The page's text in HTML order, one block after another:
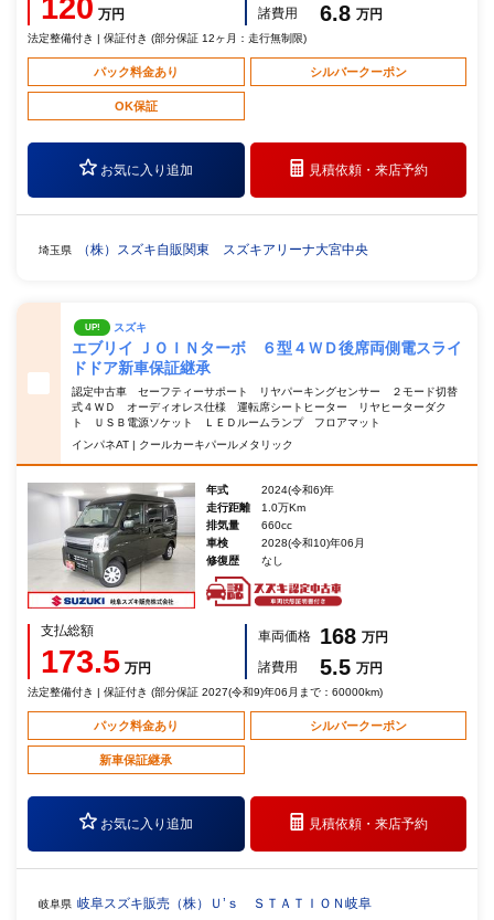
120 万円 諸費用 6.8 万円
法定整備付き | 保証付き (部分保証 12ヶ月：走行無制限)
パック料金あり シルバークーポン
OK保証
お気に入り追加 見積依頼・来店予約
埼玉県 （株）スズキ自販関東 スズキアリーナ大宮中央
UP! スズキ
エブリイ ＪＯＩＮターボ ６型４ＷＤ後席両側電スライ
ドドア新車保証継承
認定中古車 セーフティーサポート リヤパーキングセンサー ２モード切替
式４ＷＤ オーディオレス仕様 運転席シートヒーター リヤヒーターダク
ト ＵＳＢ電源ソケット ＬＥＤルームランプ フロアマット
インパネAT | クールカーキパールメタリック
年式
2024(令和6)年
走行距離
1.0万Km
排気量
660cc
車検
2028(令和10)年06月
修復歴
なし
支払総額
173.5 万円
車両価格 168 万円
諸費用
5.5 万円
法定整備付き | 保証付き (部分保証 2027(令和9)年06月まで：60000km)
パック料金あり シルバークーポン
新車保証継承
お気に入り追加 見積依頼・来店予約
岐阜県 岐阜スズキ販売（株）Ｕ’ｓ ＳＴＡＴＩＯＮ岐阜